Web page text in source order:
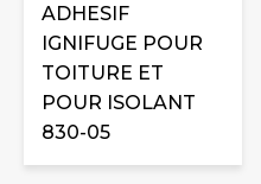
ADHESIF
IGNIFUGE POUR
TOITURE ET
POUR ISOLANT
830-05